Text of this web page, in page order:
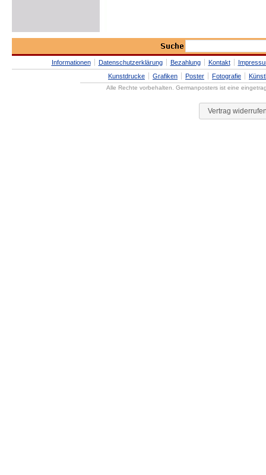
Informationen Datenschutzerklärung Bezahlung Kontakt
Kunstdrucke
Grafiken Poster Fotografie
Alle Rechte vorbehalten. Germanposters ist eine
Vertrag